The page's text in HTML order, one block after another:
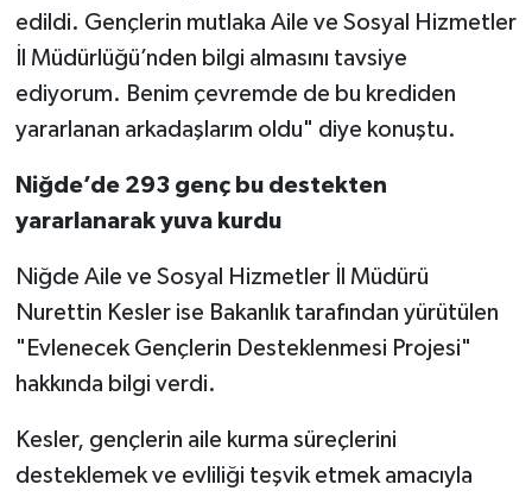
edildi. Gençlerin mutlaka Aile ve Sosyal Hizmetler
İl Müdürlüğü’nden bilgi almasını tavsiye
ediyorum. Benim çevremde de bu krediden
yararlanan arkadaşlarım oldu" diye konuştu.
Niğde’de 293 genç bu destekten
yararlanarak yuva kurdu
Niğde Aile ve Sosyal Hizmetler İl Müdürü
Nurettin Kesler ise Bakanlık tarafından yürütülen
"Evlenecek Gençlerin Desteklenmesi Projesi"
hakkında bilgi verdi.
Kesler, gençlerin aile kurma süreçlerini
desteklemek ve evliliği teşvik etmek amacıyla